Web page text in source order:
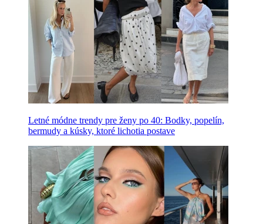
Letné módne trendy pre ženy po 40: Bodky, popelín,
bermudy a kúsky, ktoré lichotia postave